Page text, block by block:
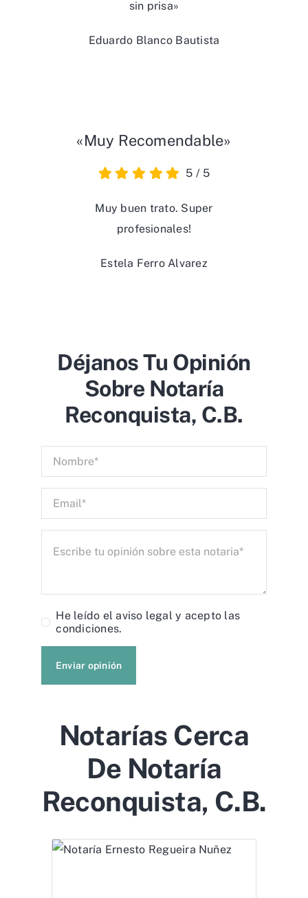
sin prisa»
Eduardo Blanco Bautista
«Muy Recomendable»
5 / 5
Muy buen trato. Super
profesionales!
Estela Ferro Alvarez
Déjanos Tu Opinión
Sobre Notaría
Reconquista, C.b.
He leído elaviso legal y acepto las
condiciones.
Enviar opinión
Notarías Cerca
De Notaría
Reconquista, C.b.